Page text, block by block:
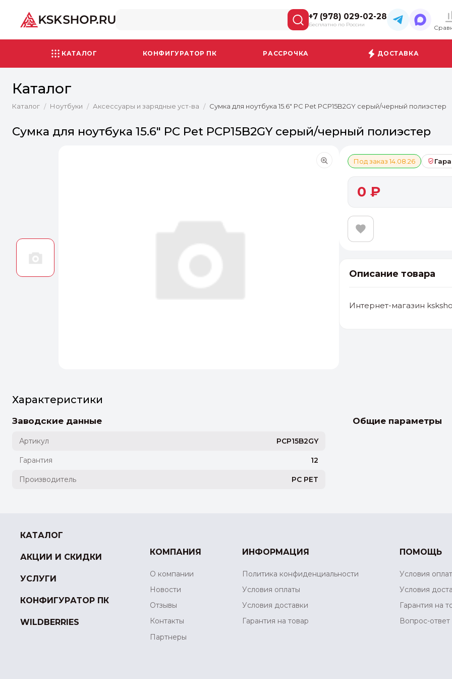
+7 (978) 029-02-28
Бесплатно по России
КАТАЛОГ КОНФИГУРАТОР ПК РАССРОЧКА ДОСТАВКА
Каталог
Каталог / Ноутбуки / Аксессуары и зарядные уст-ва / Сумка для ноутбука 15.6" PC Pet PCP15B2GY серый/черный полиэстер
Сумка для ноутбука 15.6" PC Pet PCP15B2GY серый/черный полиэстер
Под заказ 14.08.26
0 ₽
Описание товара
Интернет-магазин
Характеристики
Заводские данные
Артикул PCP15B2GY
Гарантия 12
Производитель PC PET
Общие параметры
КАТАЛОГ
АКЦИИ И СКИДКИ
УСЛУГИ
КОНФИГУРАТОР ПК
WILDBERRIES
КОМПАНИЯ
О компании
Новости
Отзывы
Контакты
Партнеры
ИНФОРМАЦИЯ
Политика конфиденциальности
Условия оплаты
Условия доставки
Гарантия на товар
ПОМОЩЬ
Условия
Условия
Гарантия на
Вопрос-ответ